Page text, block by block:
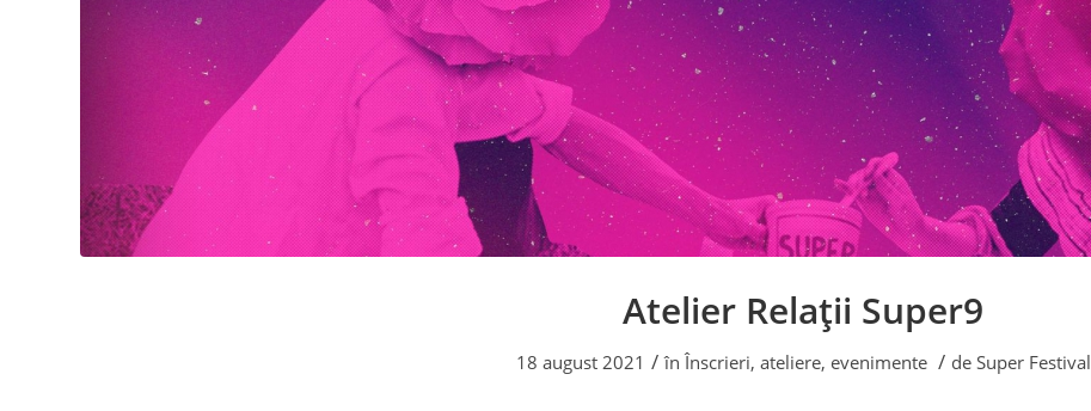
Atelier Relații Super9
18 august 2021 / înÎnscrieri, ateliere, evenimente / de Super Festival